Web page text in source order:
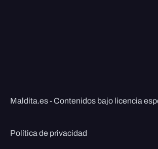
Maldita.es - Contenidos bajo licencia
Política de privacidad